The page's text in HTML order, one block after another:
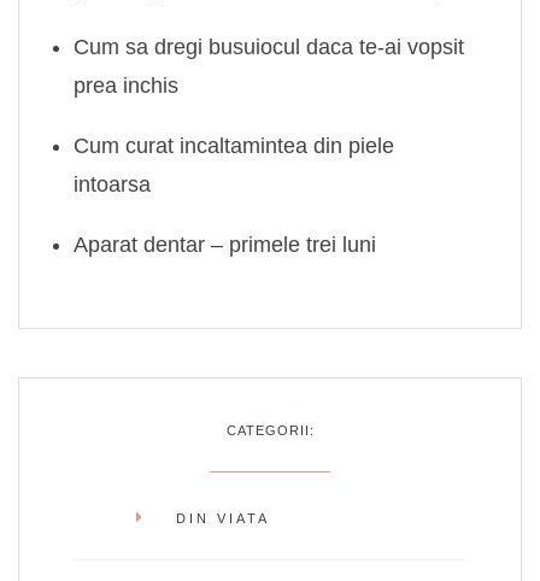
Cum sa dregi busuiocul daca te-ai vopsit
prea inchis
Cum curat incaltamintea din piele
intoarsa
Aparat dentar – primele trei luni
CATEGORII:
DIN VIATA